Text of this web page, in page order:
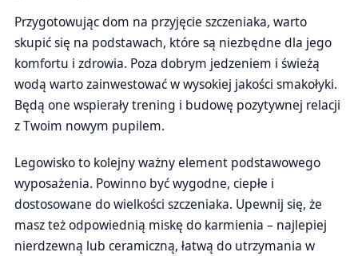
Przygotowując dom na przyjęcie szczeniaka, warto
skupić się na podstawach, które są niezbędne dla jego
komfortu i zdrowia. Poza dobrym jedzeniem i świeżą
wodą warto zainwestować w wysokiej jakości smakołyki.
Będą one wspierały trening i budowę pozytywnej relacji
z Twoim nowym pupilem.
Legowisko to kolejny ważny element podstawowego
wyposażenia. Powinno być wygodne, ciepłe i
dostosowane do wielkości szczeniaka. Upewnij się, że
masz też odpowiednią miskę do karmienia – najlepiej
nierdzewną lub ceramiczną, łatwą do utrzymania w